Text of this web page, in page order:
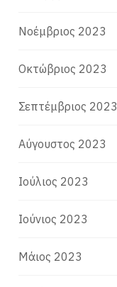
Νοέμβριος 2023
Οκτώβριος 2023
Σεπτέμβριος 2023
Αύγουστος 2023
Ιούλιος 2023
Ιούνιος 2023
Μάιος 2023